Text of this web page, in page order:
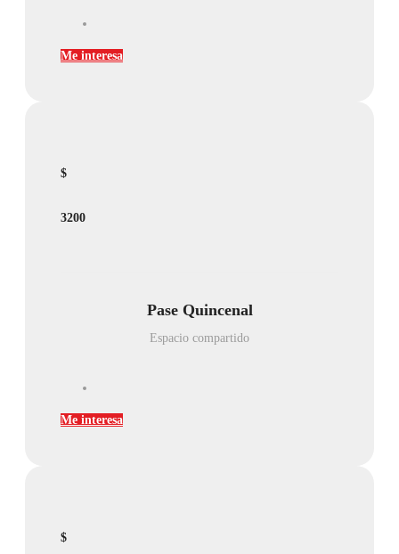
Me interesa
$
3200
Pase Quincenal
Espacio compartido
Me interesa
$